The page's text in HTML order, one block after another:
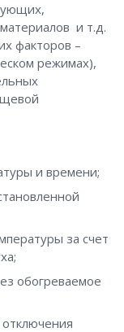
и т.д.
факторов –
режимах),
и времени;
за счет
обогреваемое